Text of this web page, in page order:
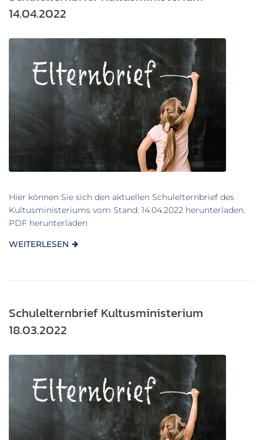
14.04.2022
Hier können Sie sich den aktuellen Schulelternbrief des
Kultusministeriums vom Stand: 14.04.2022 herunterladen.
PDF herunterladen
WEITERLESEN
Schulelternbrief Kultusministerium
18.03.2022